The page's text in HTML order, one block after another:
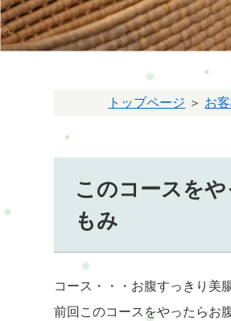
トップページ ＞ お
このコースを
もみ
コース・・・お腹すっきり美
前回このコースをやったらお